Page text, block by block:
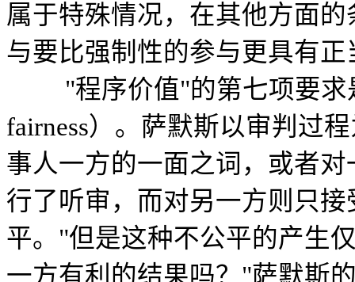
属于特殊情况，在其他方面
与要比强制性的参与更具有
"程序价值"的第七项要求
fairness）。萨默斯以审判过
事人一方的一面之词，或者
行了听审，而对另一方则只
平。"但是这种不公平的产生
一方有利的结果吗？"萨默斯